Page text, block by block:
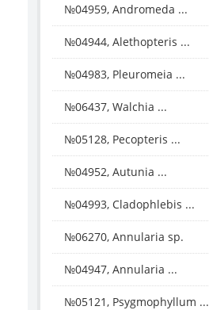
№04959, Andromeda ...
№04944, Alethopteris ...
№04983, Pleuromeia ...
№06437, Walchia ...
№05128, Pecopteris ...
№04952, Autunia ...
№04993, Cladophlebis ...
№06270, Annularia sp.
№04947, Annularia ...
№05121, Psygmophyllum ...